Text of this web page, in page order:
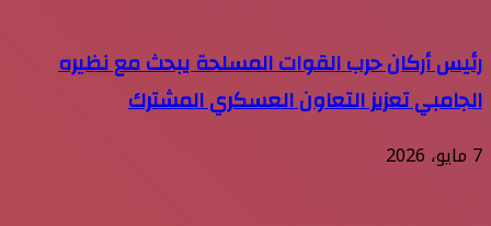
رئيس أركان حرب القوات المسلحة يبحث مع نظيره
الجامبي تعزيز التعاون العسكري المشترك
7 مايو، 2026